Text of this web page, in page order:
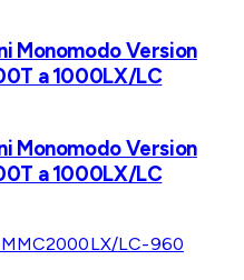
Monomodo Version
a 1000LX/LC
Monomodo Version
a 1000LX/LC
LC-960